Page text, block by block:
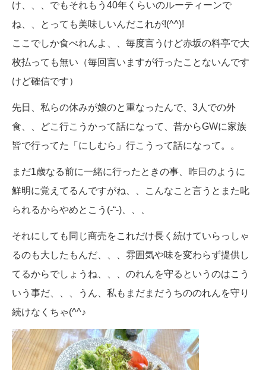
け、、、でもそれもう40年くらいのルーティーンで
ね、、とっても美味しいんだこれが!(^^)!
ここでしか食べれんよ、、毎度言うけど赤坂の料亭で大
枚払っても無い（毎回言いますが行ったことないんです
けど確信です）
先日、私らの休みが娘のと重なったんで、3人での外
食、、どこ行こうかって話になって、昔からGWに家族
皆で行ってた「にしむら」行こうって話になって。。
まだ1歳なる前に一緒に行ったときの事、昨日のように
鮮明に覚えてるんですがね、、こんなこと言うとまた叱
られるからやめとこう(-“-)、、、
それにしても同じ商売をこれだけ長く続けていらっしゃ
るのも大したもんだ、、、雰囲気や味を変わらず提供し
てるからでしょうね、、、のれんを守るというのはこう
いう事だ、、、うん、私もまだまだうちののれんを守り
続けなくちゃ(^^♪